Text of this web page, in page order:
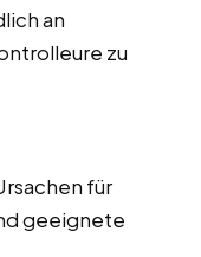
an
zu
für
geeignete